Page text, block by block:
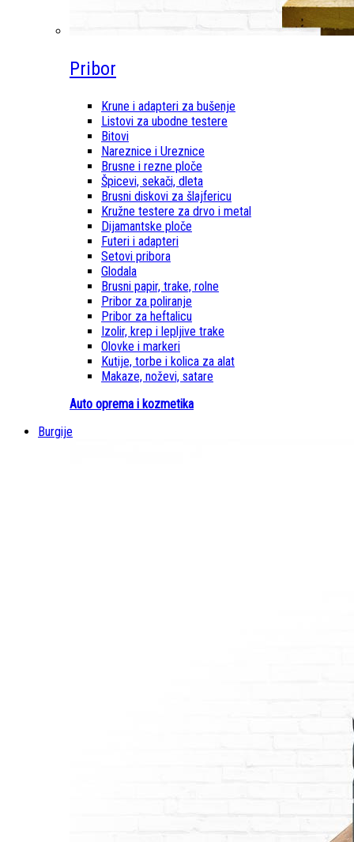
Pribor
Krune i adapteri za bušenje
Listovi za ubodne testere
Bitovi
Nareznice i Ureznice
Brusne i rezne ploče
Špicevi, sekači, dleta
Brusni diskovi za šlajfericu
Kružne testere za drvo i metal
Dijamantske ploče
Futeri i adapteri
Setovi pribora
Glodala
Brusni papir, trake, rolne
Pribor za poliranje
Pribor za heftalicu
Izolir, krep i lepljive trake
Olovke i markeri
Kutije, torbe i kolica za alat
Makaze, noževi, satare
Auto oprema i kozmetika
Burgije